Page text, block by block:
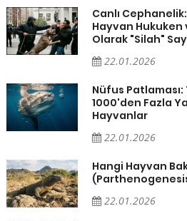
Canlı
Hayvan Hukuken
Olarak "Silah"
22.01.2026
Nüfus
1000'den Fazla
Hayvanlar
22.01.2026
Hangi Hayvan
22.01.2026